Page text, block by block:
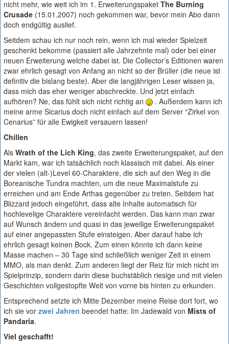
nicht mehr, wie weit ich im 1. Erweiterungspaket The Burning
Crusade (15.01.2007) noch gekommen war, bevor mein Abo dann
doch endgültig auslief.
Seitdem schau ich nur noch rein, wenn ich mal wieder Spielzeit
geschenkt bekomme (passiert alle Jahrzehnte mal) oder bei einer
neuen Erweiterung welche dabei ist. Die Collector’s Editionen waren
zwar ehrlich gesagt von Anfang an nicht so der Brüller (die neue ist
definitiv die bislang beste). Aber die langjährigen Leser wissen ja,
dass mich das eher weniger abschreckte. Und jetzt einfach
aufhören? Ne, das fühlt sich nicht richtig an
. Außerdem kann ich
meine arme Sicarius doch nicht einfach auf dem Server “Zirkel von
Cenarius” für alle Ewigkeit versauern lassen!
Chillen
Als Wrath of the Lich King, das zweite Erweiterungspaket, auf den
Markt kam, war ich tatsächlich noch klassisch mit dabei. Als einer
der vielen (alt-)Level 60-Charaktere, die sich auf den Weg in die
Boreanische Tundra machten, um die neue Maximalstufe zu
erreichen und am Ende Arthas gegenüber zu treten. Seitdem hat
Blizzard jedoch eingeführt, dass alte Inhalte automatisch für
hochlevelige Charaktere vereinfacht werden. Das kann man zwar
auf Wunsch ändern und quasi in das jeweilige Erweiterungspaket
auf einer angepassten Stufe einsteigen. Aber darauf habe ich
ehrlich gesagt keinen Bock. Zum einen könnte ich dann keine
Masse machen – 30 Tage sind schließlich weniger Zeit in einem
MMO, als man denkt. Zum anderen liegt der Reiz für mich nicht im
Spielprinzip, sondern darin diese buchstäblich riesige und mit vielen
Geschichten vollgestopfte Welt von vorne bis hinten zu erkunden.
Entsprechend setzte ich Mitte Dezember meine Reise dort fort, wo
ich sie vor zwei Jahren beendet hatte: Im Jadewald von Mists of
Pandaria.
Viel geschafft!